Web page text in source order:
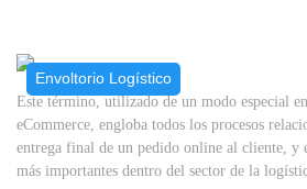
Envoltorio Logístico
Este término, utilizado de un modo especial
eCommerce, engloba todos los procesos
entrega final de un pedido online al cliente, y
más importantes dentro del sector de la